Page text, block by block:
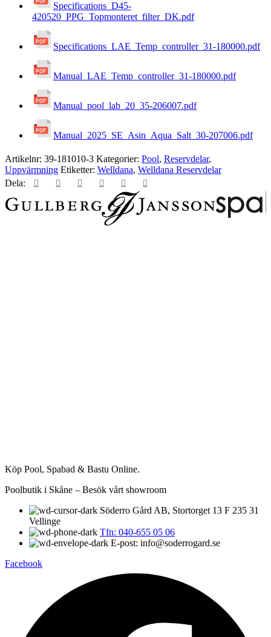
Specifications_D45-
420520_PPG_Topmonteret_filter_DK.pdf
Specifications_LAE_Temp_controller_31-180000.pdf
Manual_LAE_Temp_controller_31-180000.pdf
Manual_pool_lab_20_35-206007.pdf
Manual_2025_SE_Asin_Aqua_Salt_30-207006.pdf
Artikelnr: 39-181010-3 Kategorier: Pool, Reservdelar,
Uppvärmning Etiketter: Welldana, Welldana Reservdelar
Dela:
Köp Pool, Spabad & Bastu Online.
Poolbutik i Skåne – Besök vårt showroom
Söderro Gård AB, Stortorget 13 F 235 31
Vellinge
Tfn: 040-655 05 06
E-post: info@soderrogard.se
Facebook